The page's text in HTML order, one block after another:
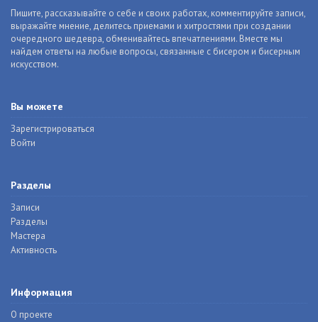
Пишите, рассказывайте о себе и своих работах, комментируйте записи,
выражайте мнение, делитесь приемами и хитростями при создании
очередного шедевра, обменивайтесь впечатлениями. Вместе мы
найдем ответы на любые вопросы, связанные с бисером и бисерным
искусством.
Вы можете
Зарегистрироваться
Войти
Разделы
Записи
Разделы
Мастера
Активность
Информация
О проекте